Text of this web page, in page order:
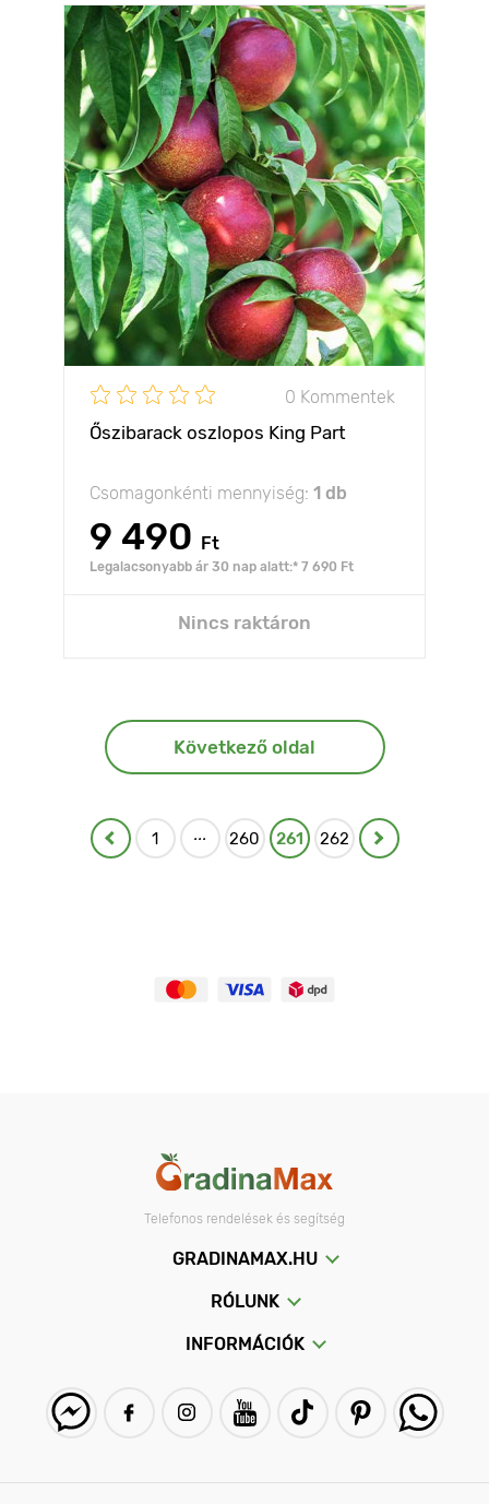
0 Kommentek
Őszibarack oszlopos King Part
Csomagonkénti mennyiség: 1 db
9 490 Ft
Legalacsonyabb ár 30 nap alatt:* 7 690 Ft
Nincs raktáron
Következő oldal
1 ... 260 261 262
Telefonos rendelések és segítség
GRADINAMAX.HU
RÓLUNK
INFORMÁCIÓK